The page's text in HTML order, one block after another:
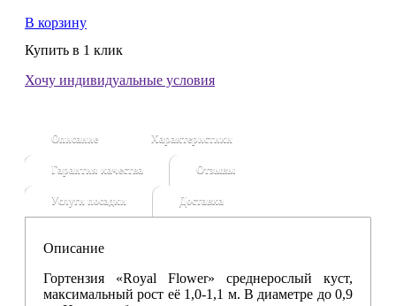
В корзину
Купить в 1 клик
Хочу индивидуальные условия
Описание Характеристики
Гарантия качества Отзывы
Услуги посадки Доставка
Описание
Гортензия «Royal Flower» среднерослый куст,
максимальный рост её 1,0-1,1 м. В диаметре до 0,9